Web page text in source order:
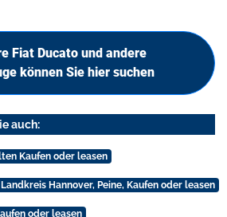
Fiat Ducato und andere
können Sie hier suchen
auch:
Kaufen oder leasen
Hannover, Peine, Kaufen oder leasen
oder leasen